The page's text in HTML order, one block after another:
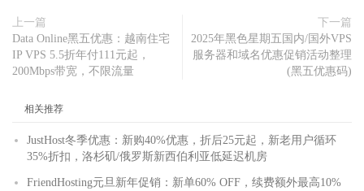
上一篇
Data Online黑五优惠：越南住宅
IP VPS 5.5折年付111元起，
200Mbps带宽，不限流量
下一篇
2025年黑色星期五国内/国外VPS
服务器和域名优惠促销活动整理
(黑五优惠码)
相关推荐
JustHost冬季优惠：新购40%优惠，折后25元起，新老用户循环
35%折扣，洛杉矶/俄罗斯新西伯利亚低延迟机房
FriendHosting元旦新年促销：新单60% OFF，续费额外最高10%